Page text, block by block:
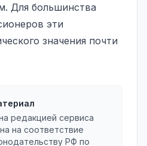
Для большинства
эти
значения почти
редакцией сервиса
на соответствие
РФ по